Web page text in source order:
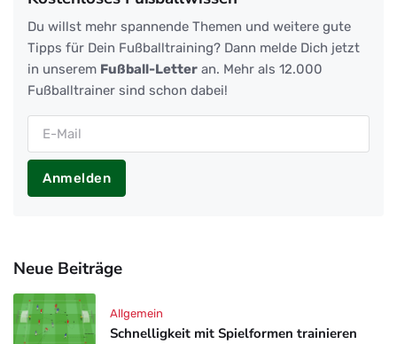
Du willst mehr spannende Themen und weitere gute
Tipps für Dein Fußballtraining? Dann melde Dich jetzt
in unserem Fußball-Letter an. Mehr als 12.000
Fußballtrainer sind schon dabei!
Anmelden
Neue Beiträge
Schnelligkeit mit Spielformen trainieren
Allgemein